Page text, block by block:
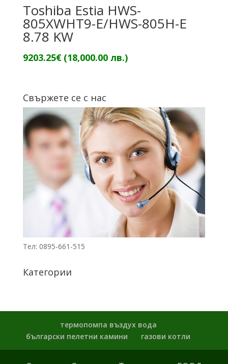
Toshiba Estia HWS-
805XWHT9-E/HWS-805H-E
8.78 KW
9203.25€ (18,000.00 лв.)
Свържете се с нас
Тел: 0895-661-515
Категории
термопомпа въздух вода
български пелетни камини
газови котли